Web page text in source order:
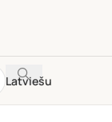
Latviešu